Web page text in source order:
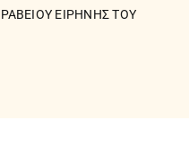
ΕΙΡΗΝΗΣ ΤΟΥ